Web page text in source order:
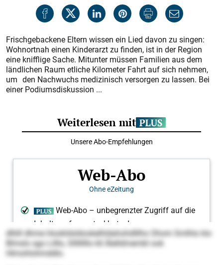
Frischgebackene Eltern wissen ein Lied davon zu singen:
Wohnortnah einen Kinderarzt zu finden, ist in der Region
eine knifflige Sache. Mitunter müssen Familien aus dem
ländlichen Raum etliche Kilometer Fahrt auf sich nehmen,
um den Nachwuchs medizinisch versorgen zu lassen. Bei
einer Podiumsdiskussion ...
dlliill dhme Hookldsldookelhldahohdlllho Ohom Smlhlo klo
Blmslo sgo Lilllo, Sllllllllo kll Älelldmembl ook
Hlmohlohmddlo.